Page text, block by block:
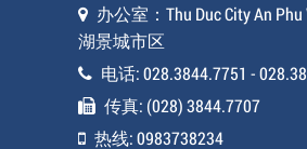
办公室：Thu Duc City An
湖景城市区
电话: 028.3844.7751 -
传真: (028) 3844.7707
热线: 0983738234